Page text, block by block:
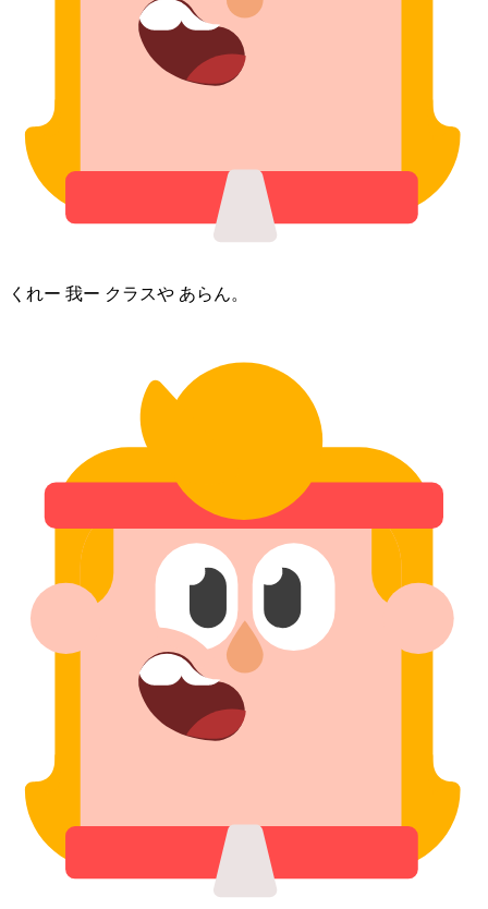
くれー 我ー クラス⁠や あらん。